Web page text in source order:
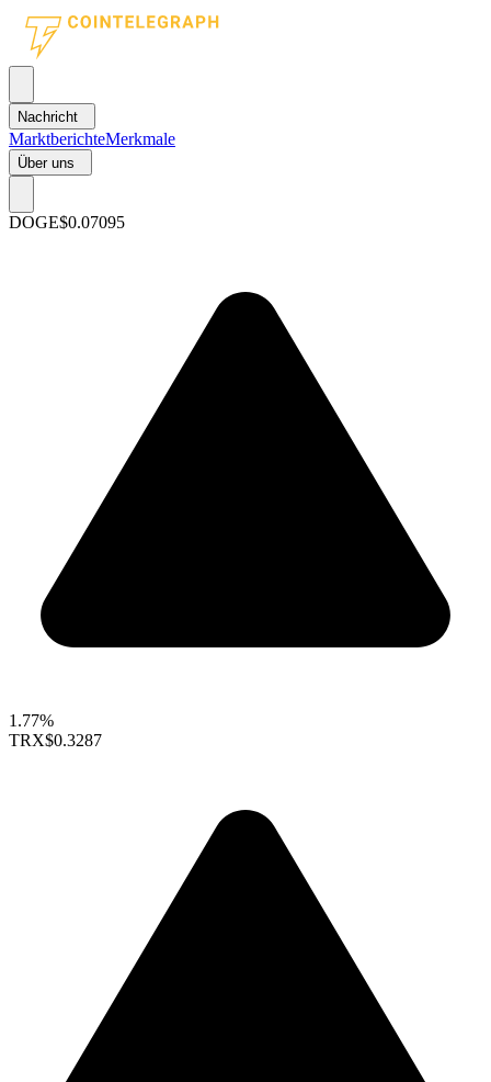
Nachricht
MarktberichteMerkmale
Über uns
DOGE$0.07095
1.77%
TRX$0.3287